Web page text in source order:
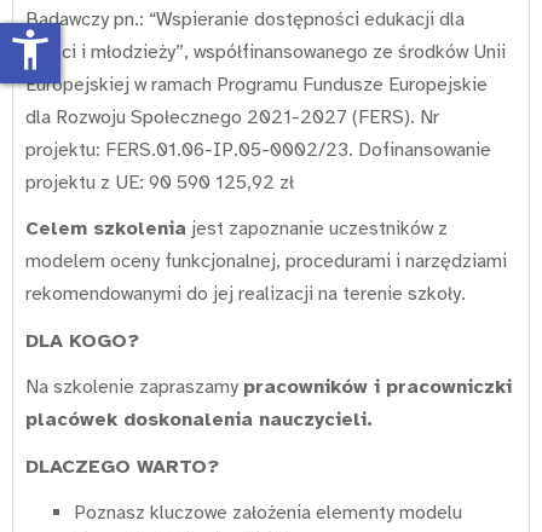
Badawczy pn.: “Wspieranie dostępności edukacji dla
dzieci i młodzieży”, współfinansowanego ze środków Unii
Europejskiej w ramach Programu Fundusze Europejskie
dla Rozwoju Społecznego 2021-2027 (FERS). Nr
projektu: FERS.01.06-IP.05-0002/23. Dofinansowanie
projektu z UE: 90 590 125,92 zł
Celem szkolenia jest zapoznanie uczestników z
modelem oceny funkcjonalnej, procedurami i narzędziami
rekomendowanymi do jej realizacji na terenie szkoły.
DLA KOGO?
Na szkolenie zapraszamy pracowników i pracowniczki
placówek doskonalenia nauczycieli.
DLACZEGO WARTO?
Poznasz kluczowe założenia elementy modelu
accessibility_new